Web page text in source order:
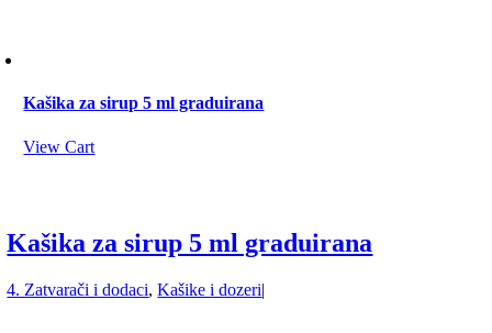
Kašika za sirup 5 ml graduirana
View Cart
Kašika za sirup 5 ml graduirana
4. Zatvarači i dodaci,Kašike i dozeri|